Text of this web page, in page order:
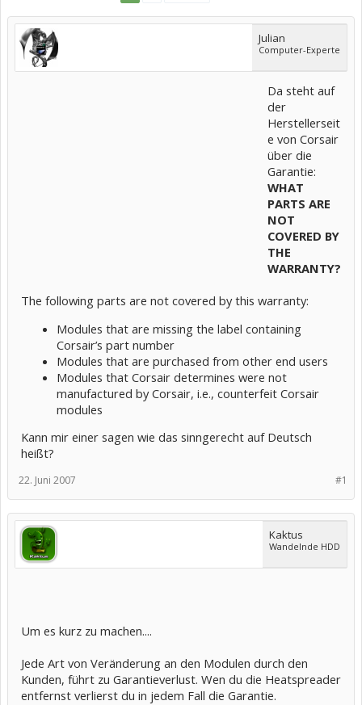
Julian
Computer-Experte
Da steht auf
der
Herstellerseit
e von Corsair
über die
Garantie:
WHAT
PARTS ARE
NOT
COVERED BY
THE
WARRANTY?
The following parts are not covered by this warranty:
Modules that are missing the label containing
Corsair’s part number
Modules that are purchased from other end users
Modules that Corsair determines were not
manufactured by Corsair, i.e., counterfeit Corsair
modules
Kann mir einer sagen wie das sinngerecht auf Deutsch
heißt?
#1
22. Juni 2007
Kaktus
Wandelnde HDD
Um es kurz zu machen....
Jede Art von Veränderung an den Modulen durch den
Kunden, führt zu Garantieverlust. Wen du die Heatspreader
entfernst verlierst du in jedem Fall die Garantie.